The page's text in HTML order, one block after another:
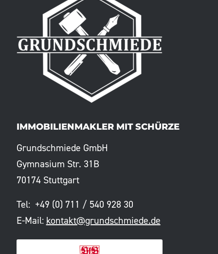
IMMOBILIENMAKLER MIT SCHÜRZE
Grundschmiede GmbH
Gymnasium Str. 31B
70174 Stuttgart
Tel: +49 (0) 711 / 540 928 30
E-Mail: kontakt@grundschmiede.de